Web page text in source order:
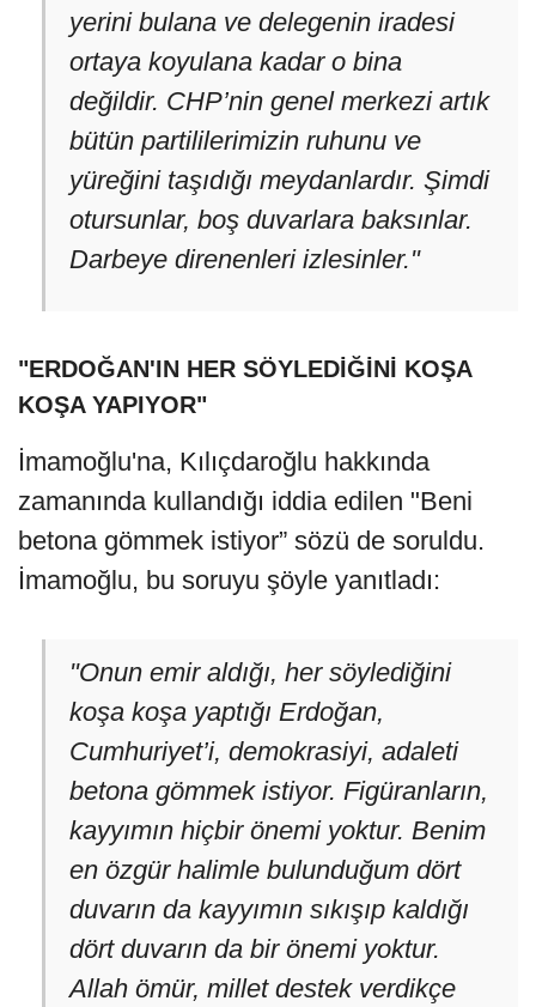
yerini bulana ve delegenin iradesi
ortaya koyulana kadar o bina
değildir. CHP’nin genel merkezi artık
bütün partililerimizin ruhunu ve
yüreğini taşıdığı meydanlardır. Şimdi
otursunlar, boş duvarlara baksınlar.
Darbeye direnenleri izlesinler."
"ERDOĞAN'IN HER SÖYLEDİĞİNİ KOŞA
KOŞA YAPIYOR"
İmamoğlu'na, Kılıçdaroğlu hakkında
zamanında kullandığı iddia edilen "Beni
betona gömmek istiyor” sözü de soruldu.
İmamoğlu, bu soruyu şöyle yanıtladı:
"Onun emir aldığı, her söylediğini
koşa koşa yaptığı Erdoğan,
Cumhuriyet’i, demokrasiyi, adaleti
betona gömmek istiyor. Figüranların,
kayyımın hiçbir önemi yoktur. Benim
en özgür halimle bulunduğum dört
duvarın da kayyımın sıkışıp kaldığı
dört duvarın da bir önemi yoktur.
Allah ömür, millet destek verdikçe